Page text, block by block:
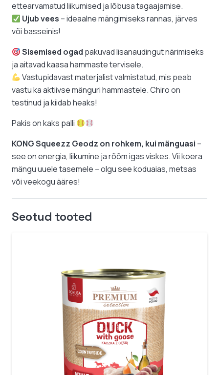
ettearvamatud liikumised ja lõbusa tagaajamise.
Ujub vees – ideaalne mängimiseks rannas, järves
või basseinis!
Sisemised ogad pakuvad lisanaudingut närimiseks
ja aitavad kaasa hammaste tervisele.
Vastupidavast materjalist valmistatud, mis peab
vastu ka aktiivse mänguri hammastele. Chiro on
testinud ja kiidab heaks!
Pakis on kaks palli
KONG Squeezz Geodz on rohkem, kui mänguasi –
see on energia, liikumine ja rõõm igas viskes. Vii koera
mängu uuele tasemele – olgu see koduaias, metsas
või veekogu ääres!
Seotud tooted